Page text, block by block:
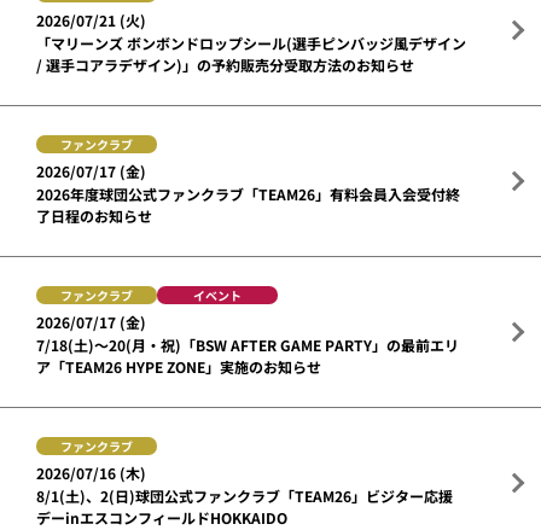
2026/07/21 (火)
「マリーンズ ボンボンドロップシール(選手ピンバッジ風デザイン
/ 選手コアラデザイン)」の予約販売分受取方法のお知らせ
ファンクラブ
2026/07/17 (金)
2026年度球団公式ファンクラブ「TEAM26」有料会員入会受付終
了日程のお知らせ
ファンクラブ イベント
2026/07/17 (金)
7/18(土)～20(月・祝)「BSW AFTER GAME PARTY」の最前エリ
ア「TEAM26 HYPE ZONE」実施のお知らせ
ファンクラブ
2026/07/16 (木)
8/1(土)、2(日)球団公式ファンクラブ「TEAM26」ビジター応援
デーinエスコンフィールドHOKKAIDO